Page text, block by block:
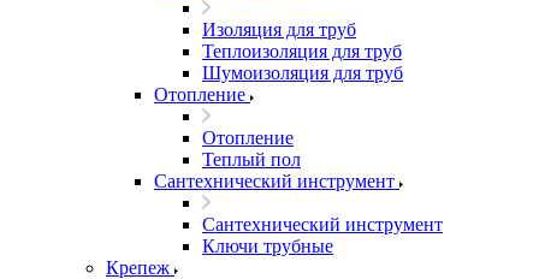
Изоляция для труб
Теплоизоляция для труб
Шумоизоляция для труб
Отопление
Отопление
Теплый пол
Сантехнический инструмент
Сантехнический инструмент
Ключи трубные
Крепеж